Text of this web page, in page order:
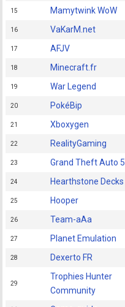
15 Mamytwink WoW
16 VaKarM.net
17 AFJV
18 Minecraft.fr
19 War Legend
20 PokéBip
21 Xboxygen
22 RealityGaming
23 Grand Theft Auto 5
24 Hearthstone Decks
25 Hooper
26 Team-aAa
27 Planet Emulation
28 Dexerto FR
29
Trophies Hunter
Community